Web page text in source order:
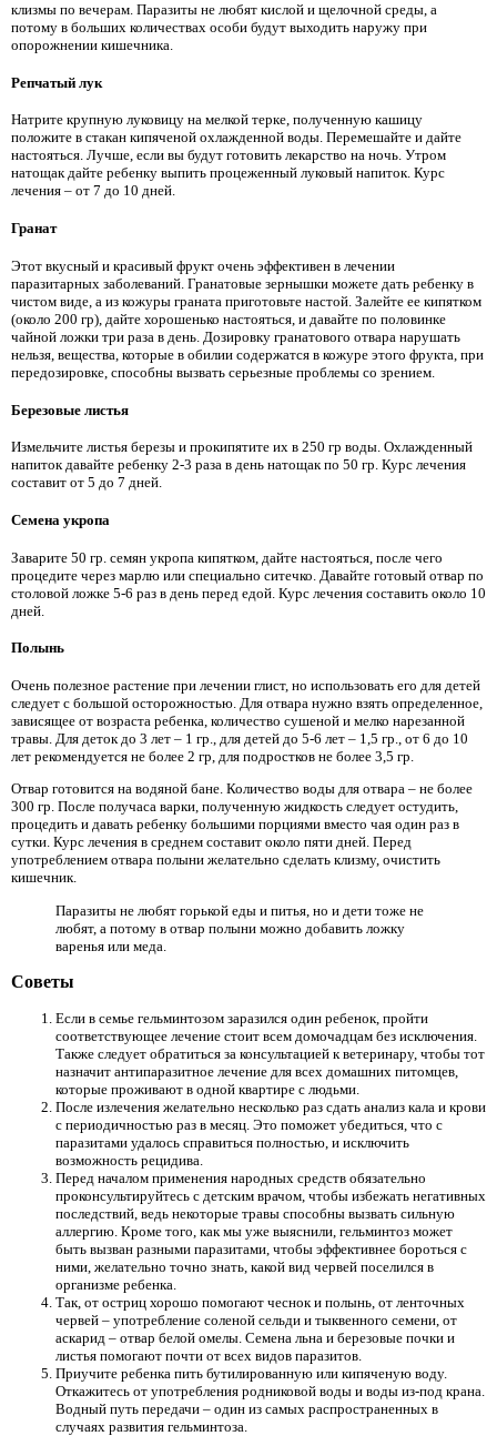
клизмы по вечерам. Паразиты не любят кислой и щелочной среды, а
потому в больших количествах особи будут выходить наружу при
опорожнении кишечника.
Репчатый лук
Натрите крупную луковицу на мелкой терке, полученную кашицу
положите в стакан кипяченой охлажденной воды. Перемешайте и дайте
настояться. Лучше, если вы будут готовить лекарство на ночь. Утром
натощак дайте ребенку выпить процеженный луковый напиток. Курс
лечения – от 7 до 10 дней.
Гранат
Этот вкусный и красивый фрукт очень эффективен в лечении
паразитарных заболеваний. Гранатовые зернышки можете дать ребенку в
чистом виде, а из кожуры граната приготовьте настой. Залейте ее кипятком
(около 200 гр), дайте хорошенько настояться, и давайте по половинке
чайной ложки три раза в день. Дозировку гранатового отвара нарушать
нельзя, вещества, которые в обилии содержатся в кожуре этого фрукта, при
передозировке, способны вызвать серьезные проблемы со зрением.
Березовые листья
Измельчите листья березы и прокипятите их в 250 гр воды. Охлажденный
напиток давайте ребенку 2-3 раза в день натощак по 50 гр. Курс лечения
составит от 5 до 7 дней.
Семена укропа
Заварите 50 гр. семян укропа кипятком, дайте настояться, после чего
процедите через марлю или специально ситечко. Давайте готовый отвар по
столовой ложке 5-6 раз в день перед едой. Курс лечения составить около 10
дней.
Полынь
Очень полезное растение при лечении глист, но использовать его для детей
следует с большой осторожностью. Для отвара нужно взять определенное,
зависящее от возраста ребенка, количество сушеной и мелко нарезанной
травы. Для деток до 3 лет – 1 гр., для детей до 5-6 лет – 1,5 гр., от 6 до 10
лет рекомендуется не более 2 гр, для подростков не более 3,5 гр.
Отвар готовится на водяной бане. Количество воды для отвара – не более
300 гр. После получаса варки, полученную жидкость следует остудить,
процедить и давать ребенку большими порциями вместо чая один раз в
сутки. Курс лечения в среднем составит около пяти дней. Перед
употреблением отвара полыни желательно сделать клизму, очистить
кишечник.
Паразиты не любят горькой еды и питья, но и дети тоже не
любят, а потому в отвар полыни можно добавить ложку
варенья или меда.
Советы
Если в семье гельминтозом заразился один ребенок, пройти
соответствующее лечение стоит всем домочадцам без исключения.
Также следует обратиться за консультацией к ветеринару, чтобы тот
назначит антипаразитное лечение для всех домашних питомцев,
которые проживают в одной квартире с людьми.
После излечения желательно несколько раз сдать анализ кала и крови
с периодичностью раз в месяц. Это поможет убедиться, что с
паразитами удалось справиться полностью, и исключить
возможность рецидива.
Перед началом применения народных средств обязательно
проконсультируйтесь с детским врачом, чтобы избежать негативных
последствий, ведь некоторые травы способны вызвать сильную
аллергию. Кроме того, как мы уже выяснили, гельминтоз может
быть вызван разными паразитами, чтобы эффективнее бороться с
ними, желательно точно знать, какой вид червей поселился в
организме ребенка.
Так, от остриц хорошо помогают чеснок и полынь, от ленточных
червей – употребление соленой сельди и тыквенного семени, от
аскарид – отвар белой омелы. Семена льна и березовые почки и
листья помогают почти от всех видов паразитов.
Приучите ребенка пить бутилированную или кипяченую воду.
Откажитесь от употребления родниковой воды и воды из-под крана.
Водный путь передачи – один из самых распространенных в
случаях развития гельминтоза.